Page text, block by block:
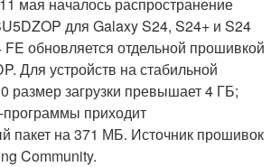
для Galaxy S24, S24+ и S24
обновляется отдельной прошивкой
Для устройств на стабильной
размер загрузки превышает 4 ГБ;
программы приходит
пакет на 371 МБ. Источник прошивок
Community.